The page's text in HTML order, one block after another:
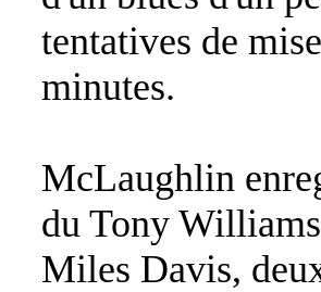
tentatives de
minutes.
McLaughlin
du Tony
Miles Davis,